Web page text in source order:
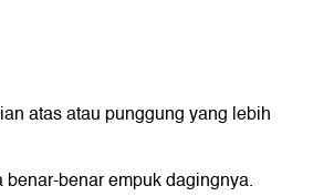
atas atau punggung yang lebih
benar empuk dagingnya.